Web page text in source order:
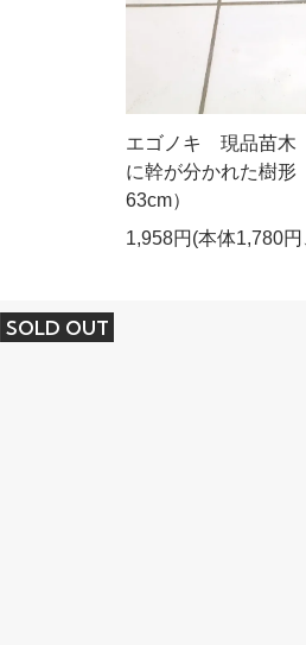
エゴノキ 現品苗木
に幹が分かれた樹形
63cm）
1,958円(本体1,780
SOLD OUT